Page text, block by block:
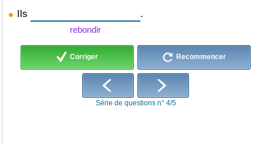
Ils
rebondir
.
Corriger Recommencer
Série de questions n° 4/5